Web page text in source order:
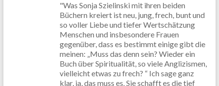
"Was Sonja Szielinski mit ihren beiden
Büchern kreiert ist neu, jung, frech, bunt und
so voller Liebe und tiefer Wertschätzung
Menschen und insbesondere Frauen
gegenüber, dass es bestimmt einige gibt die
meinen: „Muss das denn sein? Wieder ein
Buch über Spiritualität, so viele Anglizismen,
vielleicht etwas zu frech? “ Ich sage ganz
klar, ja, das muss es. Sie schafft es die tief